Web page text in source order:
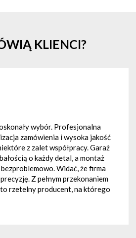
KLIENCI?
Profesjonalna
i wysoka jakość
Garaż
detal, a montaż
Widać, że firma
przekonaniem
na którego
kontakt z
garaz.
szybko i